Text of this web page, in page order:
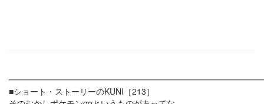
■ショート・ストーリーのKUNI［213］